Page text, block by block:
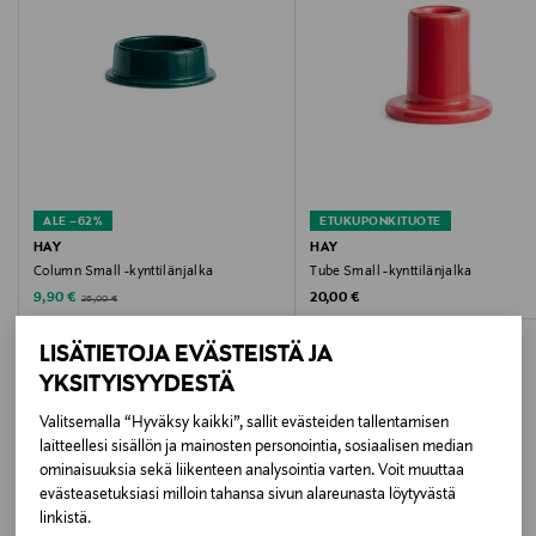
LISÄTIETOJA EVÄSTEISTÄ JA
YKSITYISYYDESTÄ
Valitsemalla “Hyväksy kaikki”, sallit evästeiden tallentamisen
laitteellesi sisällön ja mainosten personointia, sosiaalisen median
ominaisuuksia sekä liikenteen analysointia varten. Voit muuttaa
evästeasetuksiasi milloin tahansa sivun alareunasta löytyvästä
linkistä.
Hoito-ohjeet
Puhdista miedolla saippualla ja vedellä.
Pituus
9.4 cm
Leveys
9.4 cm
Korkeus
4 cm
ALE –62%
HAY
Column Small -kynttilänjalka
Discounted Price
9,90 € Original Price
26,00 €
ETUKUPONKITUOTE
HAY
Tube Small -kynttilänjalka
Original Price
20,00 €
LISÄÄ KIINNOSTAVIA
TUOTTEITA